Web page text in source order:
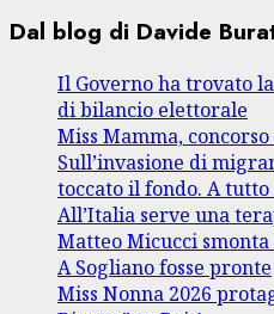
Dal blog di Davide
Il Governo ha trovato
di bilancio elettorale
Miss Mamma,
Sull’invasione di
toccato il fondo. A tutto
All’Italia serve una
Matteo Micucci
A Sogliano fosse pronte
Miss Nonna 2026